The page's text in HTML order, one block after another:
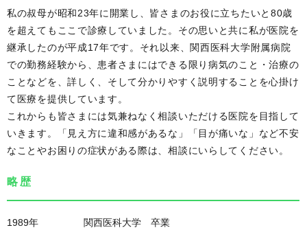
私の叔母が昭和23年に開業し、皆さまのお役に立ちたいと80歳
を超えてもここで診療していました。その思いと共に私が医院を
継承したのが平成17年です。それ以来、関西医科大学附属病院
での勤務経験から、患者さまにはできる限り病気のこと・治療の
ことなどを、詳しく、そして分かりやすく説明することを心掛け
て医療を提供しています。
これからも皆さまには気兼ねなく相談いただける医院を目指して
いきます。「見え方に違和感があるな」「目が痛いな」など不安
なことやお困りの症状がある際は、相談にいらしてください。
略歴
1989年
関西医科大学 卒業